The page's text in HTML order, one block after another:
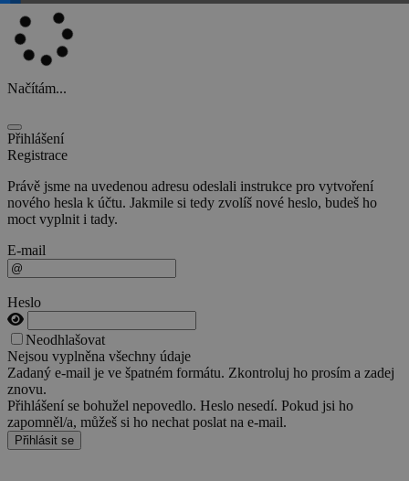
Načítám...
Přihlášení
Registrace
Právě jsme na uvedenou adresu odeslali instrukce pro vytvoření
nového hesla k účtu. Jakmile si tedy zvolíš nové heslo, budeš ho
moct vyplnit i tady.
E-mail
Heslo
Neodhlašovat
Nejsou vyplněna všechny údaje
Zadaný e-mail je ve špatném formátu. Zkontroluj ho prosím a zadej
znovu.
Přihlášení se bohužel nepovedlo. Heslo nesedí. Pokud jsi ho
zapomněl/a, můžeš si ho nechat poslat na e-mail.
Přihlásit se